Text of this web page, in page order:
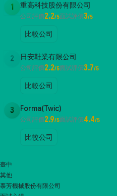
1 重高科技股份有限公司
公司評價2.2/5面試評價3/5
比較公司
2 日安鞋業有限公司
公司評價2.2/5面試評價3.7/5
比較公司
3 Forma(Twic)
公司評價2.9/5面試評價4.4/5
比較公司
臺中
其他
泰芳機械股份有限公司